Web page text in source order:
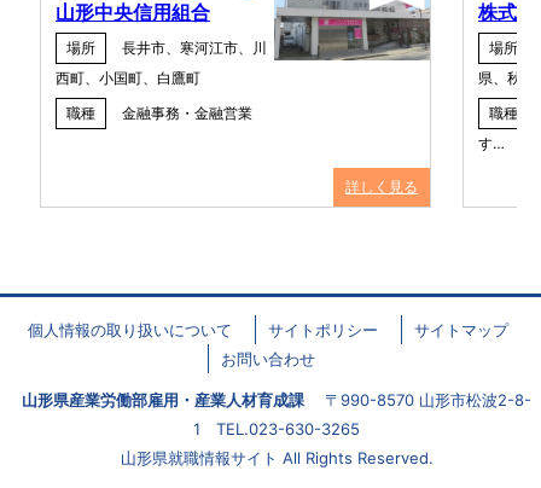
山形中央信用組合
場所
長井市、寒河江市、川
西町、小国町、白鷹町
職種
金融事務・金融営業
詳しく見る
株式会
場所
県、秋
職種
す…
個人情報の取り扱いについて サイトポリシー
サイトマップ
お問い合わせ
山形県産業労働部雇用・産業人材育成課 〒990-8570 山形市松波2-8-
1 TEL.023-630-3265
山形県就職情報サイト All Rights Reserved.